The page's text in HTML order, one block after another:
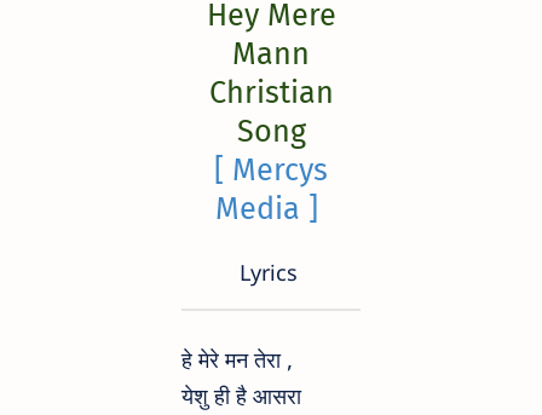
Hey Mere
Mann
Christian
Song
[ Mercys
Media ]
Lyrics
हे मेरे मन तेरा ,
येशु ही है आसरा